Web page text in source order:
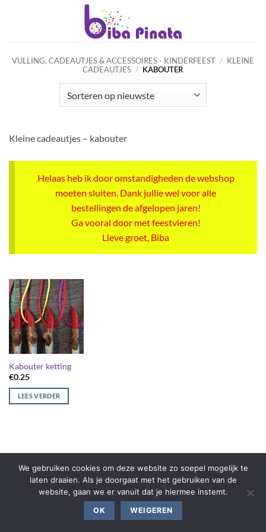
VULLING, CADEAUTJES & ACCESSOIRES - KINDERFEEST / KLEINE
CADEAUTJES / KABOUTER
Kleine cadeautjes – kabouter
Helaas heb ik door omstandigheden de webshop
moeten sluiten. Dank jullie wel voor alle
bestellingen de afgelopen jaren!
Ga vooral door met feestvieren!
Lieve groet, Biba
Kabouter ketting
€0.25
LEES VERDER
We gebruiken cookies om deze website zo soepel mogelijk te
laten draaien. Als je doorgaat met het gebruiken van de
website, gaan we er vanuit dat je hiermee instemt.
OK WEIGEREN